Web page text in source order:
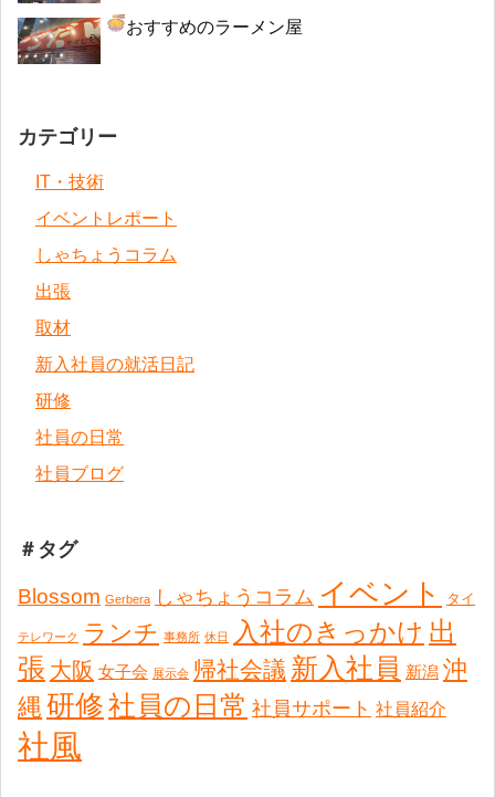
おすすめのラーメン屋
カテゴリー
IT・技術
イベントレポート
しゃちょうコラム
出張
取材
新入社員の就活日記
研修
社員の日常
社員ブログ
＃タグ
Blossom Gerbera しゃちょうコラム イベント タイ
テレワーク ランチ 事務所 休日 入社のきっかけ 出
張 大阪 女子会 展示会 帰社会議 新入社員 新潟 沖
縄 研修社員の日常 社員サポート 社員紹介
社風